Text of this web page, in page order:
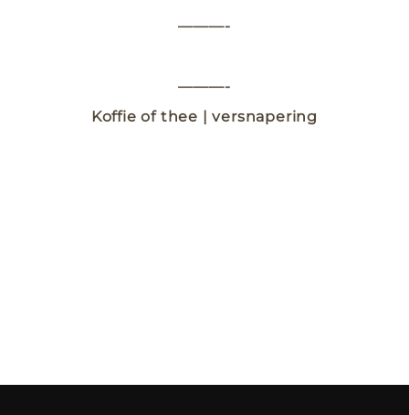
———-
———-
Koffie of thee | versnapering